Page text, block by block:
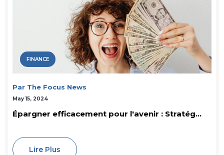
FINANCE
Par The Focus News
May 15, 2024
Épargner efficacement pour l'avenir : Stratég...
Lire Plus